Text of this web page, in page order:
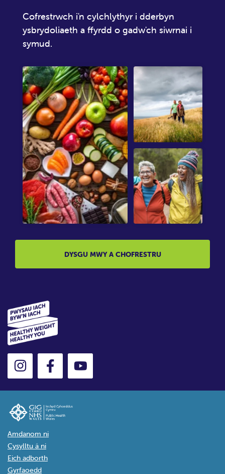
Cofrestrwch i'n cylchlythyr i dderbyn
ysbrydoliaeth a ffyrdd o gadw'ch siwrnai i
symud.
DYSGU MWY A CHOFRESTRU
Amdanom ni
Cysylltu â ni
Eich adborth
Gyrfaoedd